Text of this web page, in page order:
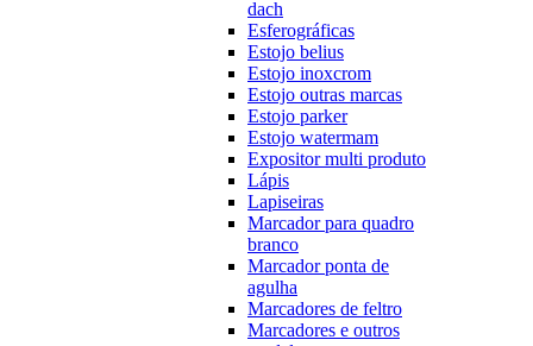
dach
Esferográficas
Estojo belius
Estojo inoxcrom
Estojo outras marcas
Estojo parker
Estojo watermam
Expositor multi produto
Lápis
Lapiseiras
Marcador para quadro
branco
Marcador ponta de
agulha
Marcadores de feltro
Marcadores e outros